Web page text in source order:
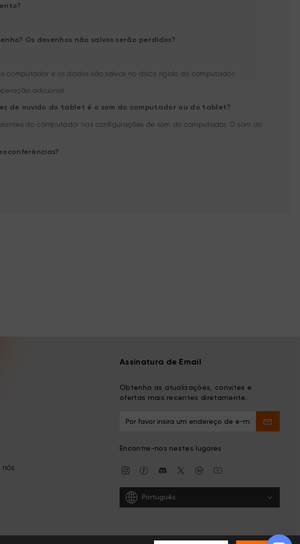
Os desenhos não salvos serão perdidos?
computador e os dados são salvos no disco rígido do computador;
adicional.
de ouvido do tablet é o som do computador ou do tablet?
do computador nas configurações de som do computador. O som do
Assinatura de Email
Obtenha as atualizações, convites e
ofertas mais recentes diretamente.
Encontre-nos nestes lugares
Português